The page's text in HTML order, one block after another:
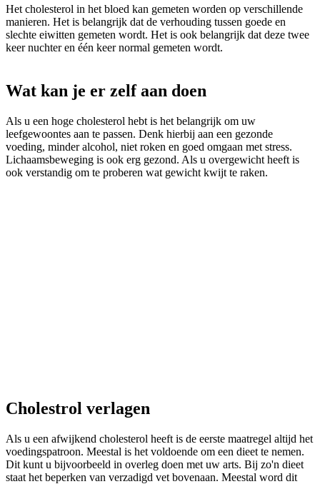
Het cholesterol in het bloed kan gemeten worden op verschillende
manieren. Het is belangrijk dat de verhouding tussen goede en
slechte eiwitten gemeten wordt. Het is ook belangrijk dat deze twee
keer nuchter en één keer normal gemeten wordt.
Wat kan je er zelf aan doen
Als u een hoge cholesterol hebt is het belangrijk om uw
leefgewoontes aan te passen. Denk hierbij aan een gezonde
voeding, minder alcohol, niet roken en goed omgaan met stress.
Lichaamsbeweging is ook erg gezond. Als u overgewicht heeft is
ook verstandig om te proberen wat gewicht kwijt te raken.
Cholestrol verlagen
Als u een afwijkend cholesterol heeft is de eerste maatregel altijd het
voedingspatroon. Meestal is het voldoende om een dieet te nemen.
Dit kunt u bijvoorbeeld in overleg doen met uw arts. Bij zo'n dieet
staat het beperken van verzadigd vet bovenaan. Meestal word dit